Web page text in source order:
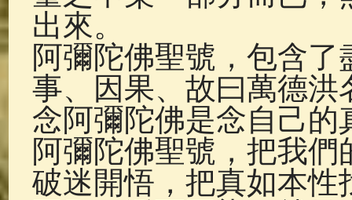
出來。
阿彌陀佛聖號，包含
事、因果、故曰萬德洪
念阿彌陀佛是念自己
阿彌陀佛聖號，把我
破迷開悟，把真如本